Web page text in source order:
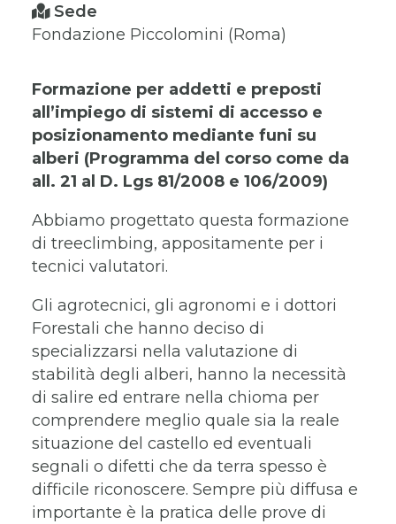
Formazione per addetti e preposti
all’impiego di sistemi di accesso e
posizionamento mediante funi su
alberi (Programma del corso come da
all. 21 al D. Lgs 81/2008 e 106/2009)
Abbiamo progettato questa formazione
di treeclimbing, appositamente per i
tecnici valutatori.
Gli agrotecnici, gli agronomi e i dottori
Forestali che hanno deciso di
specializzarsi nella valutazione di
stabilità degli alberi, hanno la necessità
di salire ed entrare nella chioma per
comprendere meglio quale sia la reale
situazione del castello ed eventuali
segnali o difetti che da terra spesso è
difficile riconoscere. Sempre più diffusa e
importante è la pratica delle prove di
Sede
Fondazione Piccolomini (Roma)